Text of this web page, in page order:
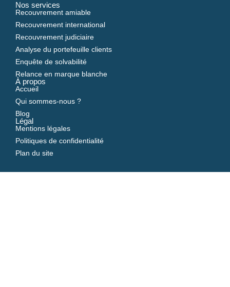
Nos services
Recouvrement amiable
Recouvrement international
Recouvrement judiciaire
Analyse du portefeuille clients
Enquête de solvabilité
Relance en marque blanche
À propos
Accueil
Qui sommes-nous ?
Blog
Légal
Mentions légales
Politiques de confidentialité
Plan du site